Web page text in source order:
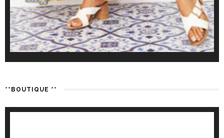
**BOUTIQUE **